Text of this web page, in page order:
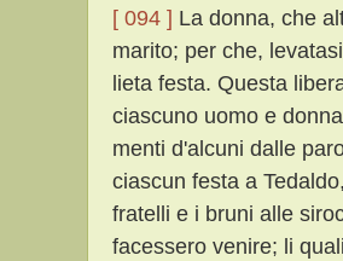
[ 094 ] La donna, che
marito; per che,
lieta festa. Questa
ciascuno uomo e
menti d'alcuni dalle
ciascun festa a
fratelli e i bruni alle
facessero venire; li